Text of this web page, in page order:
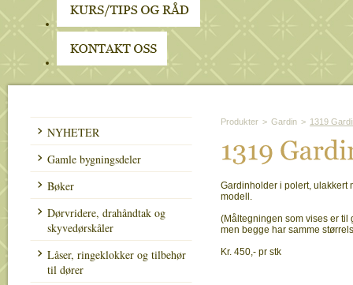
NYHETER
Gamle bygningsdeler
Bøker
Dørvridere, drahåndtak og
skyvedørskåler
Låser, ringeklokker og tilbehør
til dører
Produkter > Gardin > 1319
1319
Gardinholder i polert, ulakkert
modell.
(Måltegningen som vises er til
men begge har samme
Kr. 450,- pr stk